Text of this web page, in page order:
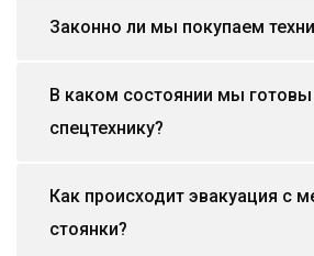
Законно ли мы покупаем
В каком состоянии мы готовы
спецтехнику?
Как происходит эвакуация с
стоянки?